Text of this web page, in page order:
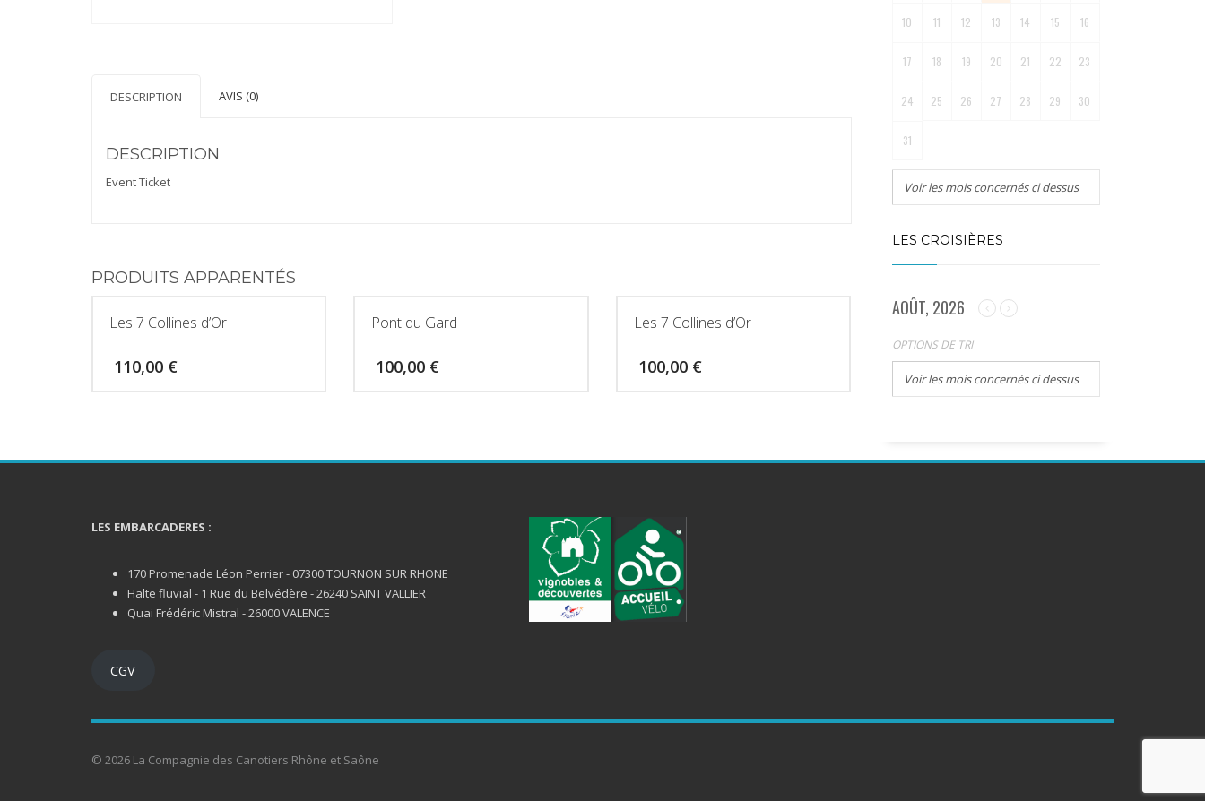
DESCRIPTION AVIS (0)
DESCRIPTION
Event Ticket
PRODUITS APPARENTÉS
Les 7 Collines d’Or
110,00 €
Pont du Gard
100,00 €
Les 7 Collines d’Or
100,00 €
10 11 12 13 14 15 16
17 18 19 20 21 22 23
24 25 26 27 28 29 30
31
Voir les mois concernés ci dessus
LES CROISIÈRES
AOÛT, 2026
OPTIONS DE TRI
Voir les mois concernés ci dessus
LES EMBARCADERES :
170 Promenade Léon Perrier - 07300 TOURNON SUR RHONE
Halte fluvial - 1 Rue du Belvédère - 26240 SAINT VALLIER
Quai Frédéric Mistral - 26000 VALENCE
CGV
© 2026 La Compagnie des Canotiers Rhône et Saône